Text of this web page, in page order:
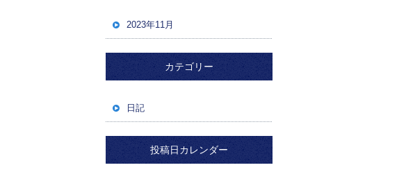
2023年11月
カテゴリー
日記
投稿日カレンダー